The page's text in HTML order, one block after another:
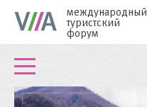
международный
туристский
форум